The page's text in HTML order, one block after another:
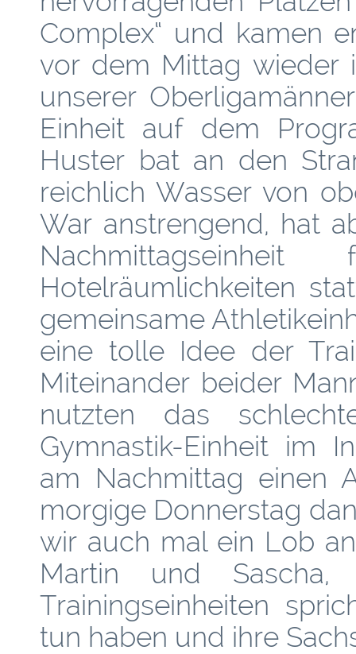
Complex“ und kamen
vor dem Mittag wieder
unserer
Einheit auf dem
Huster bat an den
reichlich Wasser von
War anstrengend, hat
Hotelräumlichkeiten
gemeinsame
eine tolle Idee der
Miteinander beider
nutzten das
Gymnastik-Einheit im
am Nachmittag einen
morgige Donnerstag
wir auch mal ein Lob
Martin und
Trainingseinheiten
tun haben und ihre